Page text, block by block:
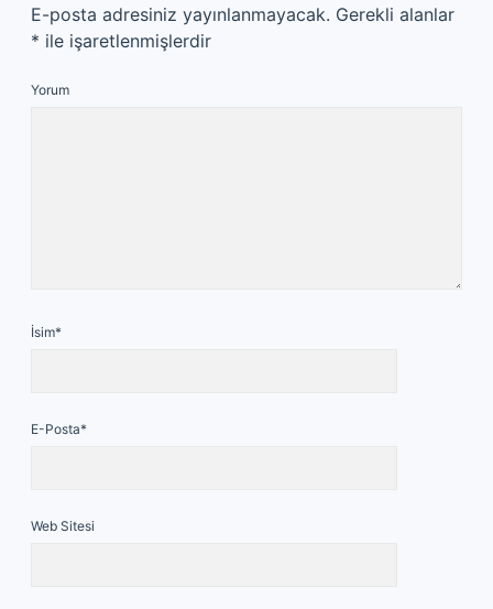
E-posta adresiniz yayınlanmayacak. Gerekli alanlar
* ile işaretlenmişlerdir
Yorum
İsim*
E-Posta*
Web Sitesi